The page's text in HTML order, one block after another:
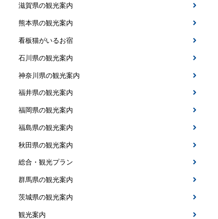
滋賀県の観光案内
熊本県の観光案内
看板猫がいるお宿
石川県の観光案内
神奈川県の観光案内
福井県の観光案内
福岡県の観光案内
福島県の観光案内
秋田県の観光案内
総合・観光プラン
群馬県の観光案内
茨城県の観光案内
観光案内